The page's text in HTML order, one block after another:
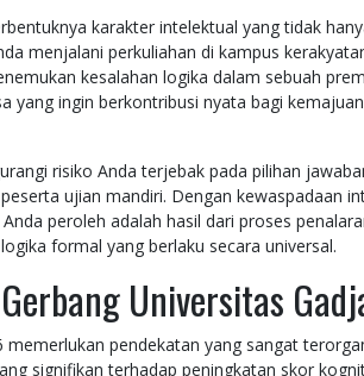
karakter intelektual yang tidak
menjalani perkuliahan di kampus
kesalahan logika dalam sebuah
yang ingin berkontribusi nyata bagi
risiko Anda terjebak pada pilihan
ujian mandiri. Dengan kewaspadaan
peroleh adalah hasil dari proses
formal yang berlaku secara universal.
Universitas
pendekatan yang sangat
signifikan terhadap peningkatan skor